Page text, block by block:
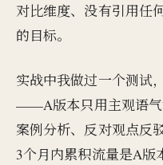
对比维度、没有引用任
的目标。
实战中我做过一个测试
——A版本只用主观语气
案例分析、反对观点反
3个月内累积流量是A版